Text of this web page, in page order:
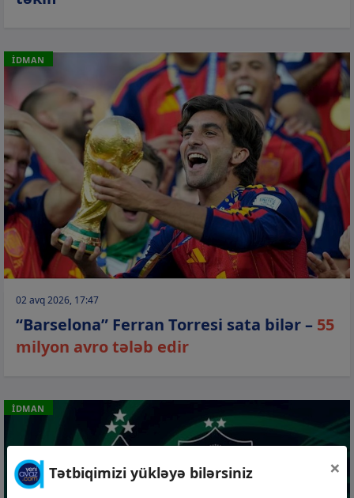
İDMAN
02 avq 2026, 17:47
“Barselona” Ferran Torresi sata bilər – 55
milyon avro tələb edir
İDMAN
Tətbiqimizi yükləyə bilərsiniz ×